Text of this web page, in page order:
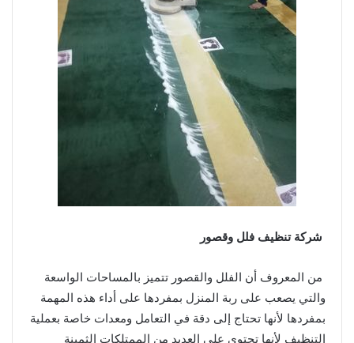
شركة تنظيف فلل وقصور
من المعروف أن الفلل والقصور تتميز بالمساحات الواسعة
والتي يصعب على ربة المنزل بمفردها على أداء هذه المهمة
بمفردها لأنها تحتاج إلى دقة في التعامل ومعدات خاصة بعملية
التنظيف لأنها تحتوي على العديد من الممتلكات الثمينة